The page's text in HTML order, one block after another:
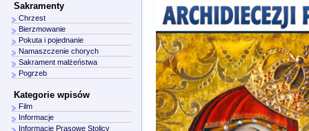
Sakramenty
Chrzest
Bierzmowanie
Pokuta i pojednanie
Namaszczenie chorych
Sakrament małżeństwa
Pogrzeb
Kategorie wpisów
Film
Informacje
Informacje Prasowe Stolicy